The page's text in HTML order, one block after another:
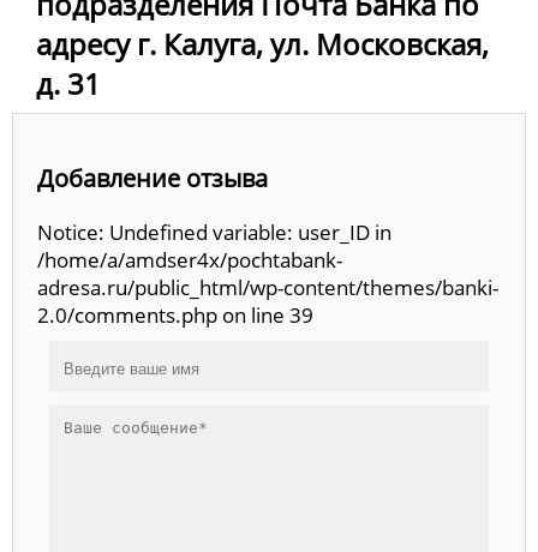
адресу г. Калуга, ул. Московская,
д. 31
Добавление отзыва
Notice: Undefined variable: user_ID in
/home/a/amdser4x/pochtabank-
adresa.ru/public_html/wp-content/themes/banki-
2.0/comments.php on line 39